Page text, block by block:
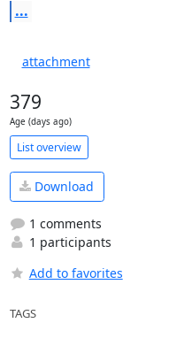
...
attachment
379
Age (days ago)
List overview
Download
1 comments
1 participants
Add to favorites
TAGS